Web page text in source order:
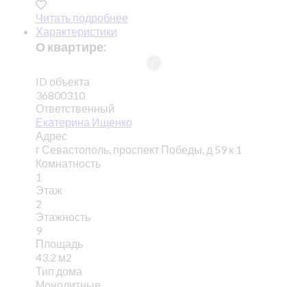
Читать подробнее
Характеристики
О квартире:
ID объекта
36800310
Ответственный
Екатерина Ищенко
Адрес
г Севастополь, проспект Победы, д 59 к 1
Комнатность
1
Этаж
2
Этажность
9
Площадь
43.2 м2
Тип дома
Монолитные